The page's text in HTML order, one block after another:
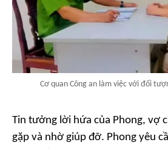
Cơ quan Công an làm việc với đối
Tin tưởng lời hứa của Phong, vợ
gặp và nhờ giúp đỡ. Phong yêu